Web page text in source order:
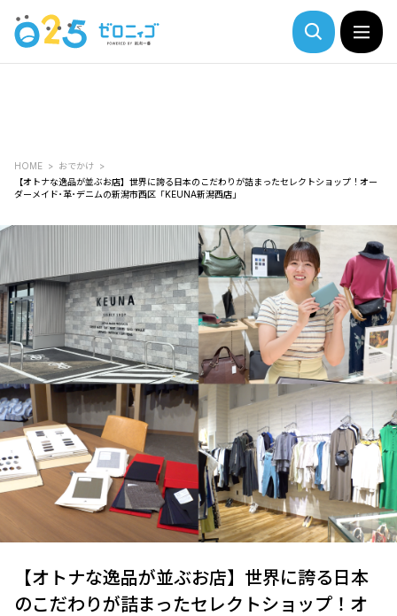
HOME
おでかけ
【オトナな逸品が並ぶお店】世界に誇る日本のこだわりが詰まったセレクトショップ！オー
ダーメイド･革･デニムの新潟市西区「KEUNA新潟西店」
【オトナな逸品が並ぶお店】世界に誇る日本
のこだわりが詰まったセレクトショップ！オ